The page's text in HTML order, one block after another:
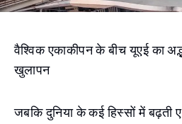
वैश्विक एकाकीपन के बीच यूएई का
खुलापन
जबकि दुनिया के कई हिस्सों में बढ़ती